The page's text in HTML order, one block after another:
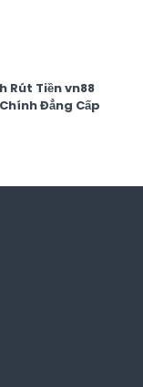
Rút Tiền vn88
Đẳng Cấp